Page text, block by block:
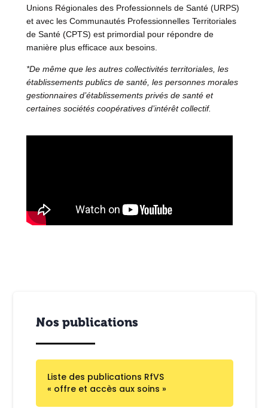
Unions Régionales des Professionnels de Santé (URPS)
et avec les Communautés Professionnelles Territoriales
de Santé (CPTS) est primordial pour répondre de
manière plus efficace aux besoins.
*De même que les autres collectivités territoriales, les
établissements publics de santé, les personnes morales
gestionnaires d’établissements privés de santé et
certaines sociétés coopératives d’intérêt collectif.
Nos publications
Liste des publications RfVS
« offre et accès aux soins »